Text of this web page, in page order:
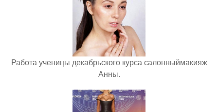
Работа ученицы декабрьского курса салонныймакияж
Анны.